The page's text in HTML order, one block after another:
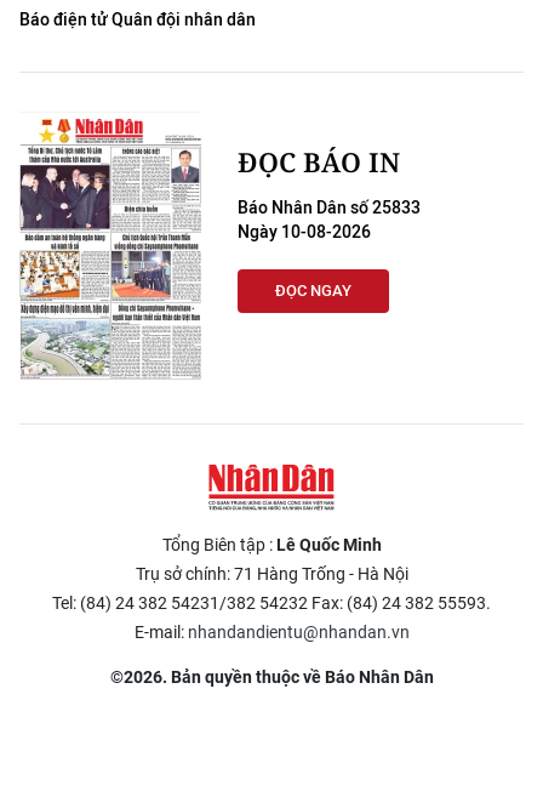
Báo điện tử Quân đội nhân dân
ĐỌC BÁO IN
Báo Nhân Dân số 25833
Ngày 10-08-2026
ĐỌC NGAY
Tổng Biên tập :Lê Quốc Minh
Trụ sở chính: 71 Hàng Trống - Hà Nội
Tel: (84) 24 382 54231/382 54232 Fax: (84) 24 382 55593.
E-mail: nhandandientu@nhandan.vn
©2026. Bản quyền thuộc về Báo Nhân Dân